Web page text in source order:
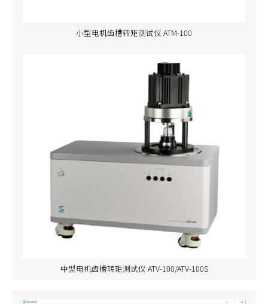
小型电机齿槽转矩测试仪 ATM-100
中型电机齿槽转矩测试仪 ATV-100/ATV-100S